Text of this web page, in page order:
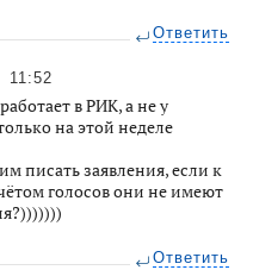
Ответить
11:52
в РИК, а не у
на этой неделе
писать заявления, если к
голосов они не имеют
Ответить